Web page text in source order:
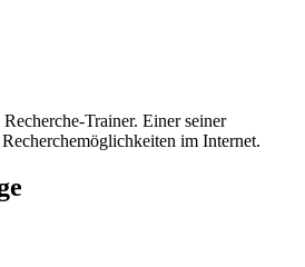
Trainer. Einer seiner
im Internet.